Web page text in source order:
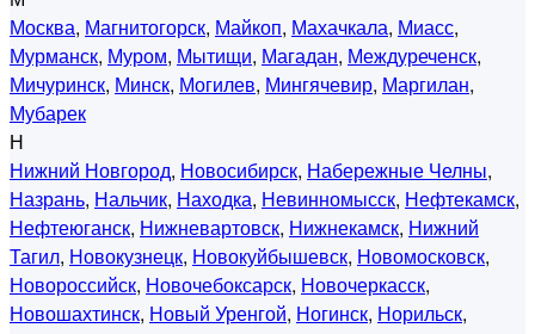
Москва, Магнитогорск, Майкоп, Махачкала, Миасс,
Мурманск, Муром, Мытищи, Магадан, Междуреченск,
Мичуринск, Минск, Могилев, Мингячевир, Маргилан,
Мубарек
Н
Нижний Новгород, Новосибирск, Набережные Челны,
Назрань, Нальчик, Находка, Невинномысск, Нефтекамск,
Нефтеюганск, Нижневартовск, Нижнекамск, Нижний
Тагил, Новокузнецк, Новокуйбышевск, Новомосковск,
Новороссийск, Новочебоксарск, Новочеркасск,
Новошахтинск, Новый Уренгой, Ногинск, Норильск,